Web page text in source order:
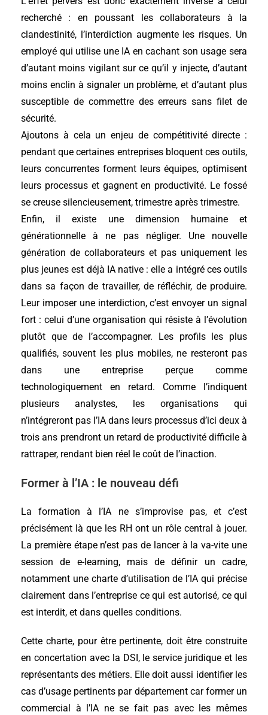
recherché : en poussant les collaborateurs à la
clandestinité, l’interdiction augmente les risques. Un
employé qui utilise une IA en cachant son usage sera
d’autant moins vigilant sur ce qu’il y injecte, d’autant
moins enclin à signaler un problème, et d’autant plus
susceptible de commettre des erreurs sans filet de
sécurité.
Ajoutons à cela un enjeu de compétitivité directe :
pendant que certaines entreprises bloquent ces outils,
leurs concurrentes forment leurs équipes, optimisent
leurs processus et gagnent en productivité. Le fossé
se creuse silencieusement, trimestre après trimestre.
Enfin, il existe une dimension humaine et
générationnelle à ne pas négliger. Une nouvelle
génération de collaborateurs et pas uniquement les
plus jeunes est déjà IA native : elle a intégré ces outils
dans sa façon de travailler, de réfléchir, de produire.
Leur imposer une interdiction, c’est envoyer un signal
fort : celui d’une organisation qui résiste à l’évolution
plutôt que de l’accompagner. Les profils les plus
qualifiés, souvent les plus mobiles, ne resteront pas
dans une entreprise perçue comme
technologiquement en retard. Comme l’indiquent
plusieurs analystes, les organisations qui
n’intégreront pas l’IA dans leurs processus d’ici deux à
trois ans prendront un retard de productivité difficile à
rattraper, rendant bien réel le coût de l’inaction.
Former à l’IA : le nouveau défi
La formation à l’IA ne s’improvise pas, et c’est
précisément là que les RH ont un rôle central à jouer.
La première étape n’est pas de lancer à la va-vite une
session de e-learning, mais de définir un cadre,
notamment une charte d’utilisation de l’IA qui précise
clairement dans l’entreprise ce qui est autorisé, ce qui
est interdit, et dans quelles conditions.
Cette charte, pour être pertinente, doit être construite
en concertation avec la DSI, le service juridique et les
représentants des métiers. Elle doit aussi identifier les
cas d’usage pertinents par département car former un
commercial à l’IA ne se fait pas avec les mêmes